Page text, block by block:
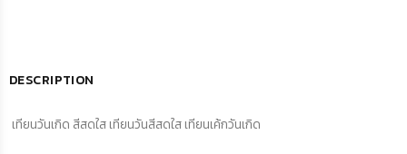
DESCRIPTION
เทียนวันเกิด สีสดใส เทียนวันสีสดใส เทียนเค้กวันเกิด